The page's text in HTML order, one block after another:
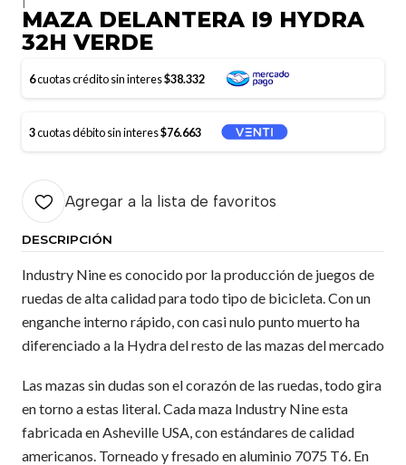
MAZA DELANTERA I9 HYDRA
32H VERDE
6cuotas crédito sin interes$38.332
3cuotas débito sin interes$76.663
Agregar a la lista de favoritos
DESCRIPCIÓN
Industry Nine es conocido por la producción de juegos de
ruedas de alta calidad para todo tipo de bicicleta. Con un
enganche interno rápido, con casi nulo punto muerto ha
diferenciado a la Hydra del resto de las mazas del mercado
Las mazas sin dudas son el corazón de las ruedas, todo gira
en torno a estas literal. Cada maza Industry Nine esta
fabricada en Asheville USA, con estándares de calidad
americanos. Torneado y fresado en aluminio 7075 T6. En